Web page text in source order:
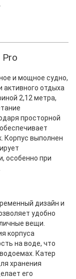
Pro
и мощное судно,
активного отдыха
2,12 метра,
просторной
Корпус выполнен
особенно при
дизайн и
удобно
вещи.
корпуса
на воде, что
Катер
хранения
его